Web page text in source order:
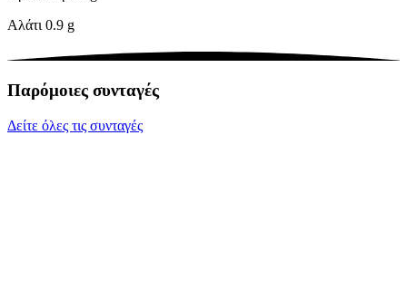
Αλάτι 0.9 g
Παρόμοιες συνταγές
Δείτε όλες τις συνταγές